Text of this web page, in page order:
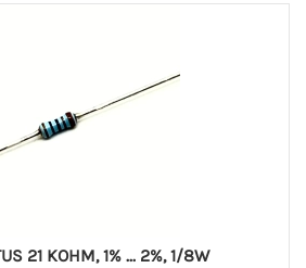
21 KOHM, 1% ... 2%, 1/8W